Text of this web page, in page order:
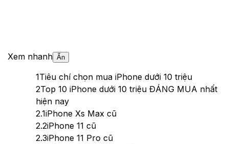
Xem nhanh Ẩn
1Tiêu chí chọn mua iPhone dưới 10 triệu
2Top 10 iPhone dưới 10 triệu ĐÁNG MUA nhất
hiện nay
2.1iPhone Xs Max cũ
2.2iPhone 11 cũ
2.3iPhone 11 Pro cũ